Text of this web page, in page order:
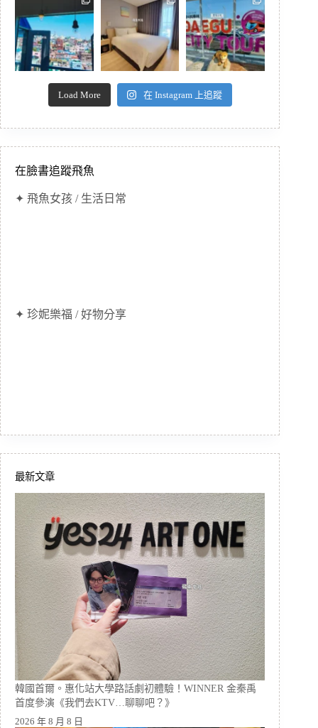
Load More 在 Instagram 上追蹤
在臉書追蹤飛魚
✦ 飛魚女孩 / 生活日常
✦ 珍妮樂福 / 好物分享
最新文章
韓國首爾。惠化站大學路話劇初體驗！WINNER 金秦禹
首度參演《我們去KTV…聊聊吧？》
2026 年 8 月 8 日